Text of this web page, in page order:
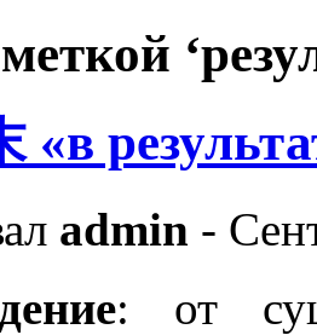
admin -
: от